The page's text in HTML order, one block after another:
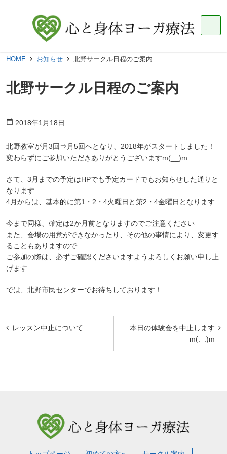
メニュー
HOME お知らせ 北野サークル日程のご案内
北野サークル日程のご案内
calendar_today 2018年1月18日
北野教室が月3回⇒月5回へとなり、2018年がスタートしました！
変わらずにご参加いただきありがとうございますm(__)m
さて、3月までの予定はHPでも予定カードでもお知らせした通りと
なります
4月からは、基本的に第1・2・4火曜日と第2・4金曜日となります
今まで同様、確定は2か月前となりますのでご注意ください
また、会場の用意ができなかったり、その他の事情により、変更す
ることもありますので
ご参加の際は、必ずご確認くださいますようよろしくお願い申し上
げます
では、北野市民センターでお待ちしております！
投
本日の体験会を中止します
m(._.)m
レッスン中止について